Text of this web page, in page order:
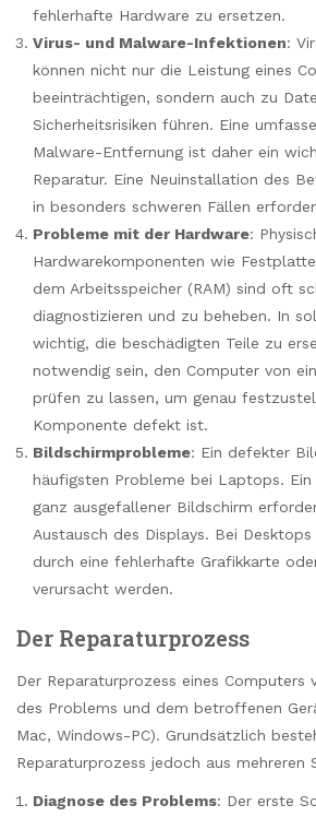
fehlerhafte Hardware zu ersetzen.
Virus- und Malware-Infektionen:
können nicht nur die Leistung eines
beeinträchtigen, sondern auch zu
Sicherheitsrisiken führen. Eine
Malware-Entfernung ist daher ein
Reparatur. Eine Neuinstallation des
in besonders schweren Fällen
Probleme mit der Hardware:
Hardwarekomponenten wie
dem Arbeitsspeicher (RAM) sind oft
diagnostizieren und zu beheben. In
wichtig, die beschädigten Teile zu
notwendig sein, den Computer von
prüfen zu lassen, um genau
Komponente defekt ist.
Bildschirmprobleme: Ein defekter
häufigsten Probleme bei Laptops.
ganz ausgefallener Bildschirm
Austausch des Displays. Bei
durch eine fehlerhafte Grafikkarte
verursacht werden.
Der Reparaturprozess
Der Reparaturprozess eines Computers
des Problems und dem betroffenen
Mac, Windows-PC). Grundsätzlich
Reparaturprozess jedoch aus mehreren
Diagnose des Problems: Der erste